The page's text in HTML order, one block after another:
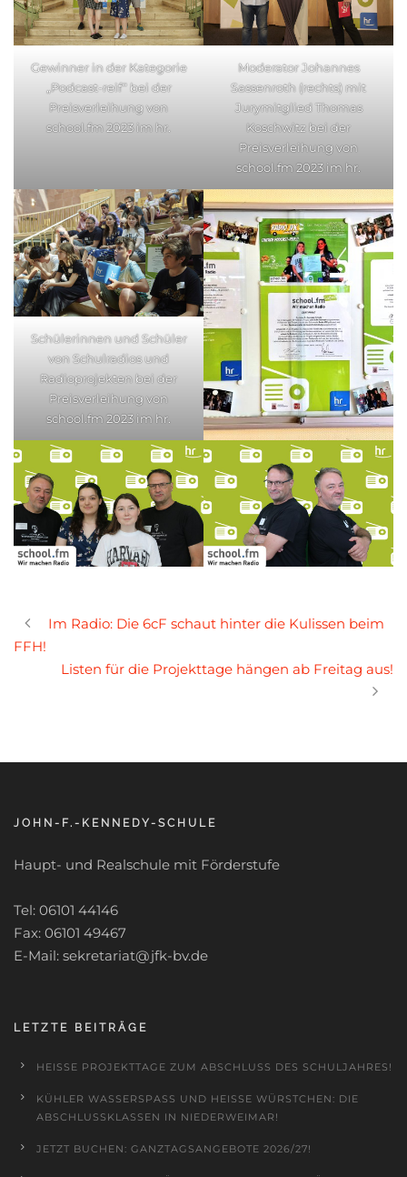
Gewinner in der Kategorie
„Podcast-reif“ bei der
Preisverleihung von
school.fm 2023 im hr.
Moderator Johannes
Sassenroth (rechts) mit
Jurymitglied Thomas
Koschwitz bei der
Preisverleihung von
school.fm 2023 im hr.
Schülerinnen und Schüler
von Schulradios und
Radioprojekten bei der
Preisverleihung von
school.fm 2023 im hr.
Im Radio: Die 6cF schaut hinter die Kulissen beim
FFH!
Listen für die Projekttage hängen ab Freitag aus!
JOHN-F.-KENNEDY-SCHULE
Haupt- und Realschule mit Förderstufe
Tel: 06101 44146
Fax: 06101 49467
E-Mail: sekretariat@jfk-bv.de
LETZTE BEITRÄGE
HEISSE PROJEKTTAGE ZUM ABSCHLUSS DES SCHULJAHRES!
KÜHLER WASSERSPASS UND HEISSE WÜRSTCHEN: DIE AB
SCHLUSSKLASSEN IN NIEDERWEIMAR!
JETZT BUCHEN: GANZTAGSANGEBOTE 2026/27!